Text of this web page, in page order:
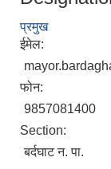
प्रमुख
ईमेल:
फोन:
9857081400
Section:
बर्दघाट न. पा.